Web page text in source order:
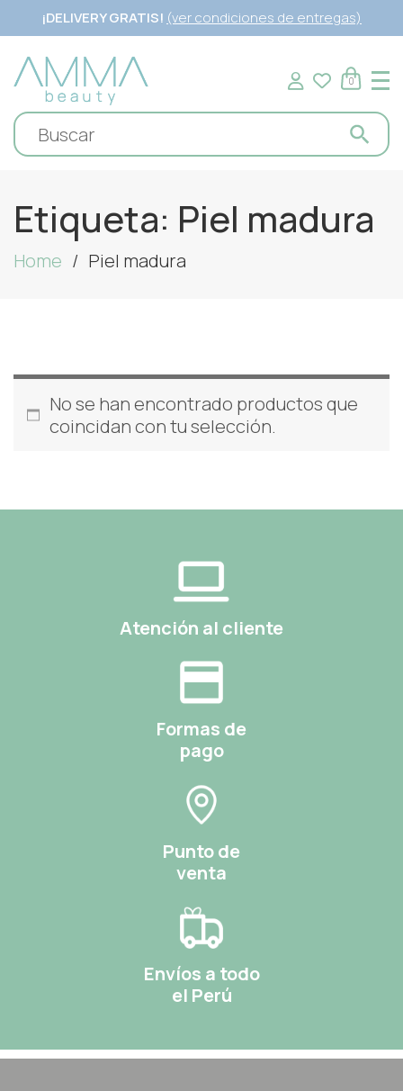
¡DELIVERY GRATIS! (ver condiciones de entregas)
0
Etiqueta: Piel madura
Home Piel madura
No se han encontrado productos que
coincidan con tu selección.
Atención al cliente
Formas de
pago
Punto de
venta
Envíos a todo
el Perú